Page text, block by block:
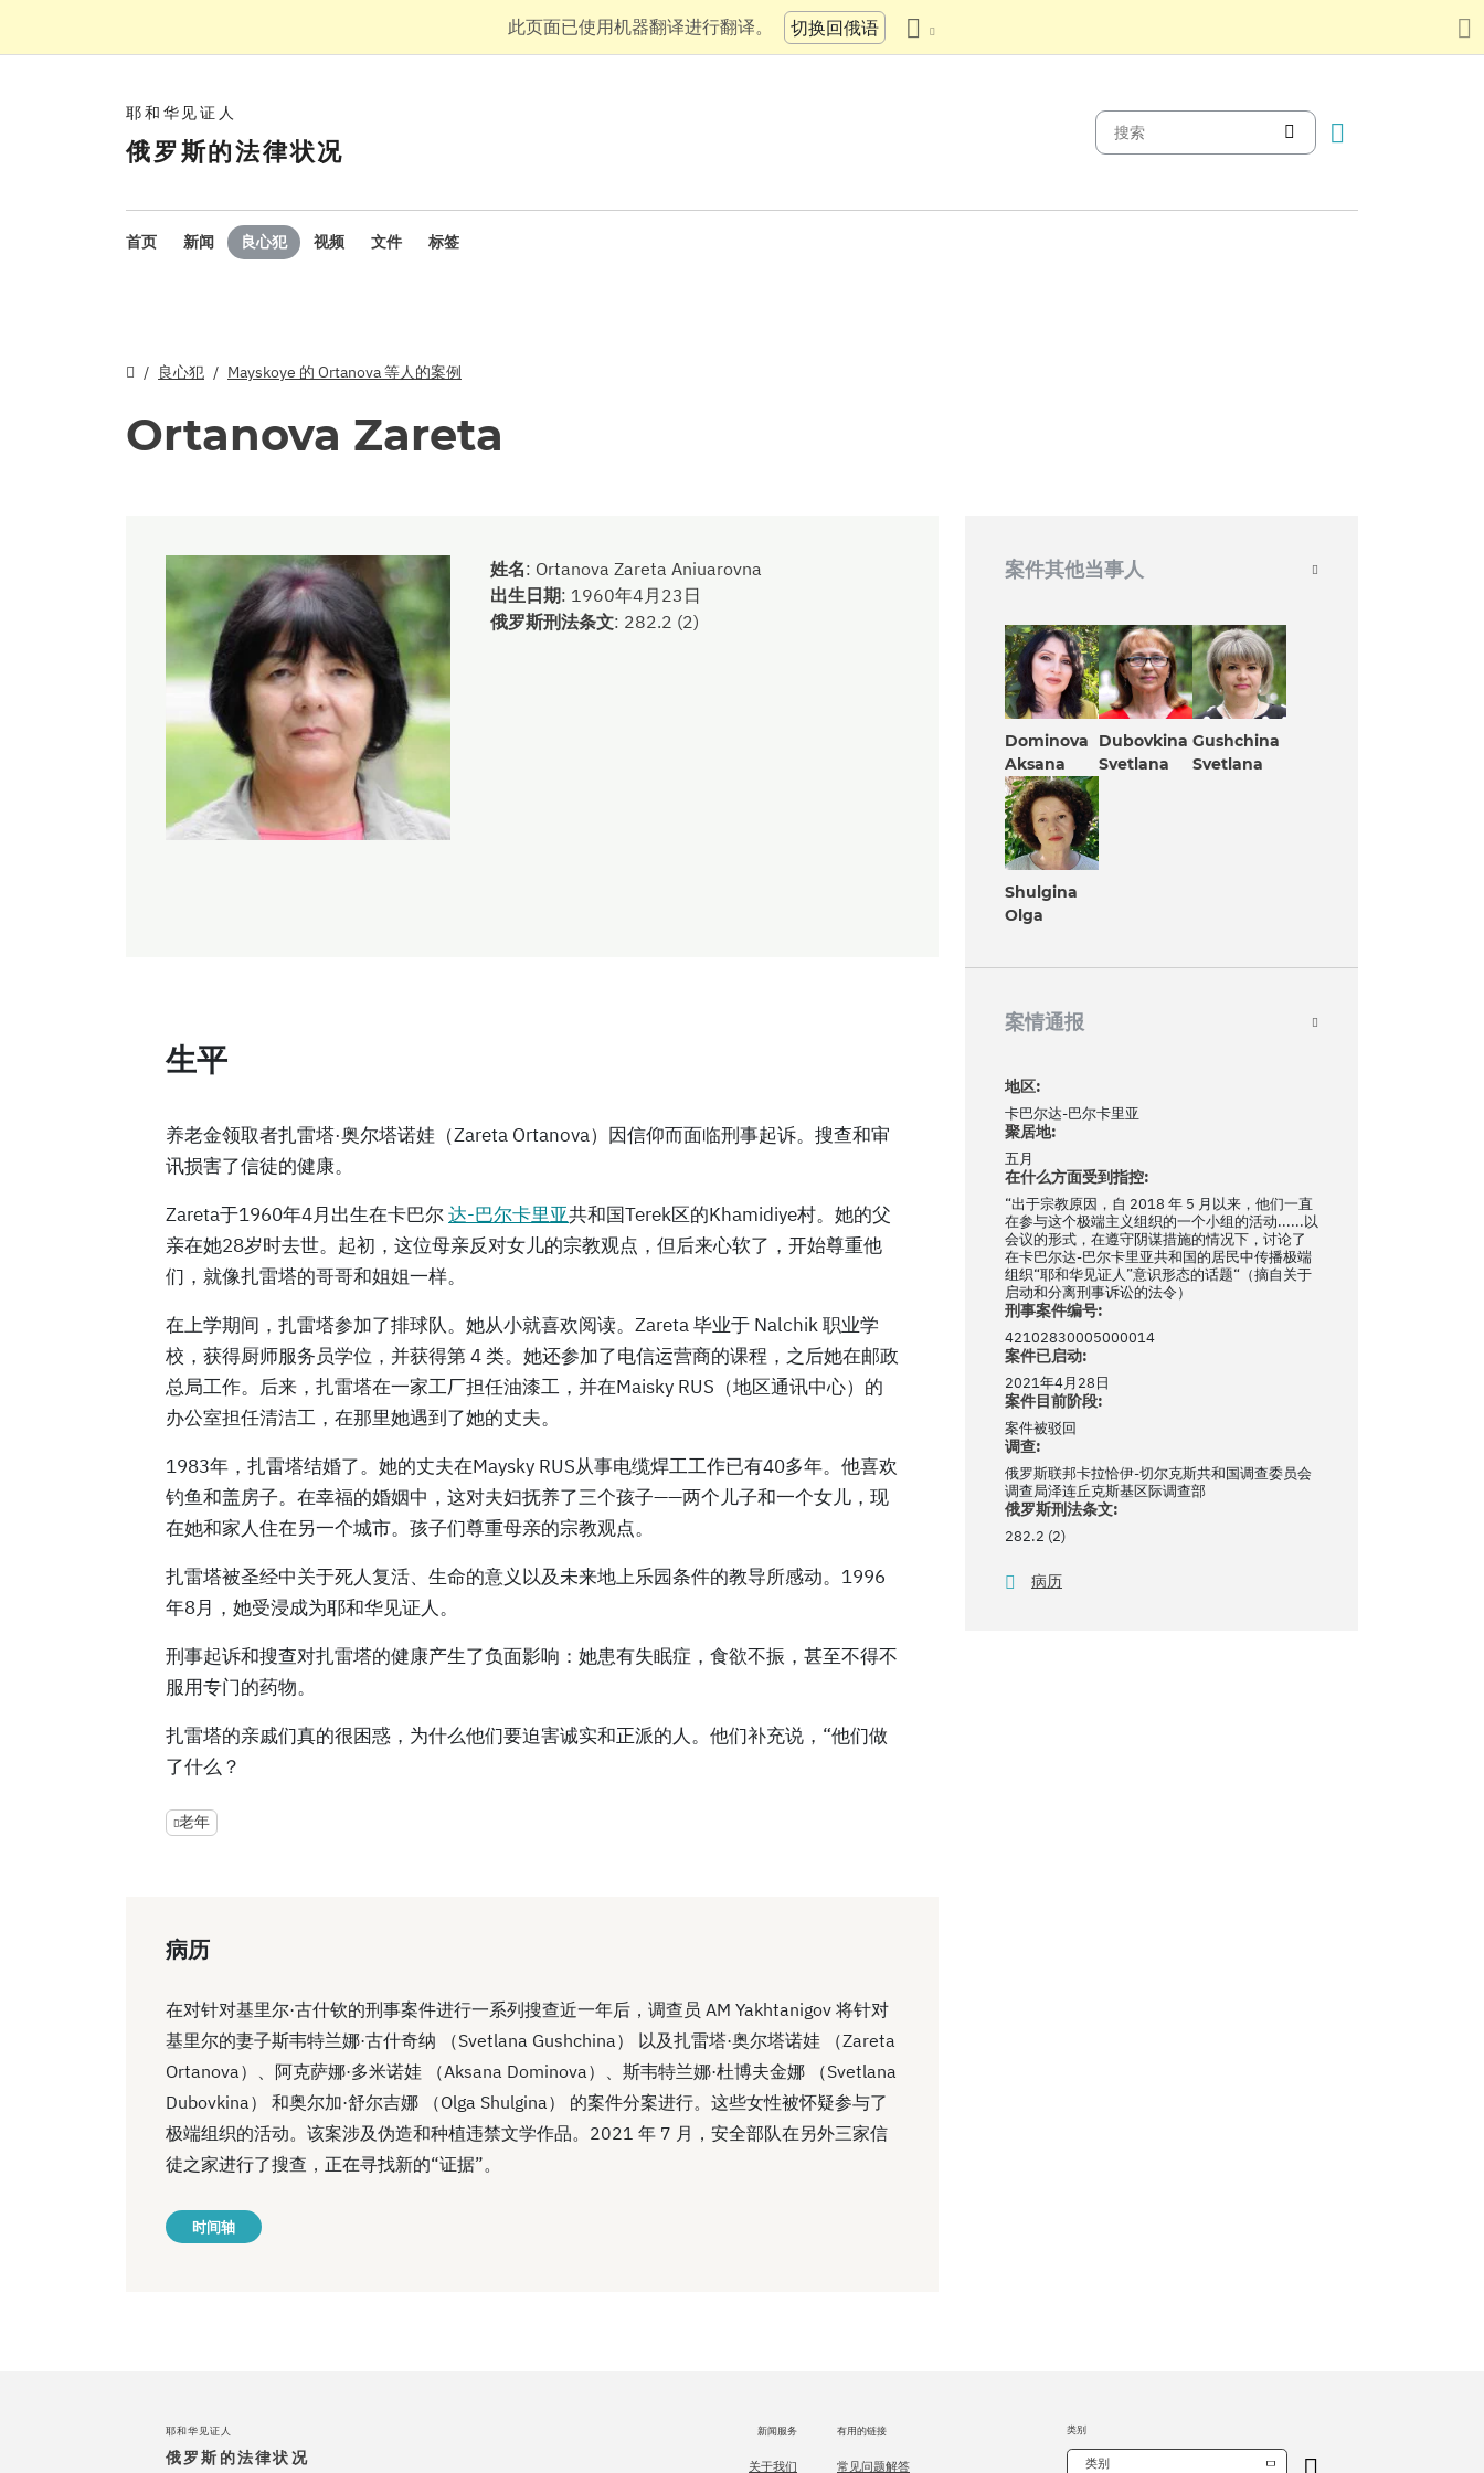
此页面已使用机器翻译进行翻译。 切换回俄语
耶和华见证人
俄罗斯的法律状况
首页 新闻 良心犯 视频 文件 标签
良心犯 Mayskoye 的 Ortanova 等人的案例
Ortanova Zareta
姓名: Ortanova Zareta Aniuarovna
出生日期: 1960年4月23日
俄罗斯刑法条文: 282.2 (2)
生平
养老金领取者扎雷塔·奥尔塔诺娃（Zareta Ortanova）因信仰而面临刑事起诉。搜查和审
讯损害了信徒的健康。
Zareta于1960年4月出生在卡巴尔达-巴尔卡里亚共和国Terek区的Khamidiye村。她的父
亲在她28岁时去世。起初，这位母亲反对女儿的宗教观点，但后来心软了，开始尊重他
们，就像扎雷塔的哥哥和姐姐一样。
在上学期间，扎雷塔参加了排球队。她从小就喜欢阅读。Zareta 毕业于 Nalchik 职业学
校，获得厨师服务员学位，并获得第 4 类。她还参加了电信运营商的课程，之后她在邮政
总局工作。后来，扎雷塔在一家工厂担任油漆工，并在Maisky RUS（地区通讯中心）的
办公室担任清洁工，在那里她遇到了她的丈夫。
1983年，扎雷塔结婚了。她的丈夫在Maysky RUS从事电缆焊工工作已有40多年。他喜欢
钓鱼和盖房子。在幸福的婚姻中，这对夫妇抚养了三个孩子——两个儿子和一个女儿，现
在她和家人住在另一个城市。孩子们尊重母亲的宗教观点。
扎雷塔被圣经中关于死人复活、生命的意义以及未来地上乐园条件的教导所感动。1996
年8月，她受浸成为耶和华见证人。
刑事起诉和搜查对扎雷塔的健康产生了负面影响：她患有失眠症，食欲不振，甚至不得不
服用专门的药物。
扎雷塔的亲戚们真的很困惑，为什么他们要迫害诚实和正派的人。他们补充说，“他们做
了什么？
老年
病历
在对针对基里尔·古什钦的刑事案件进行一系列搜查近一年后，调查员 AM Yakhtanigov 将针对
基里尔的妻子斯韦特兰娜·古什奇纳 （Svetlana Gushchina） 以及扎雷塔·奥尔塔诺娃 （Zareta
Ortanova）、阿克萨娜·多米诺娃 （Aksana Dominova）、斯韦特兰娜·杜博夫金娜 （Svetlana
Dubovkina） 和奥尔加·舒尔吉娜 （Olga Shulgina） 的案件分案进行。这些女性被怀疑参与了
极端组织的活动。该案涉及伪造和种植违禁文学作品。2021 年 7 月，安全部队在另外三家信
徒之家进行了搜查，正在寻找新的“证据”。
时间轴
案件其他当事人
Dominova
Aksana
Dubovkina
Svetlana
Gushchina
Svetlana
Shulgina
Olga
案情通报
地区:
卡巴尔达-巴尔卡里亚
聚居地:
五月
在什么方面受到指控:
“出于宗教原因，自 2018 年 5 月以来，他们一直
在参与这个极端主义组织的一个小组的活动......以
会议的形式，在遵守阴谋措施的情况下，讨论了
在卡巴尔达-巴尔卡里亚共和国的居民中传播极端
组织“耶和华见证人”意识形态的话题“（摘自关于
启动和分离刑事诉讼的法令）
刑事案件编号:
42102830005000014
案件已启动:
2021年4月28日
案件目前阶段:
案件被驳回
调查:
俄罗斯联邦卡拉恰伊-切尔克斯共和国调查委员会
调查局泽连丘克斯基区际调查部
俄罗斯刑法条文:
282.2 (2)
病历
耶和华见证人
俄罗斯的法律状况
新闻服务
关于我们
有用的链接
常见问题解答
类别
类别